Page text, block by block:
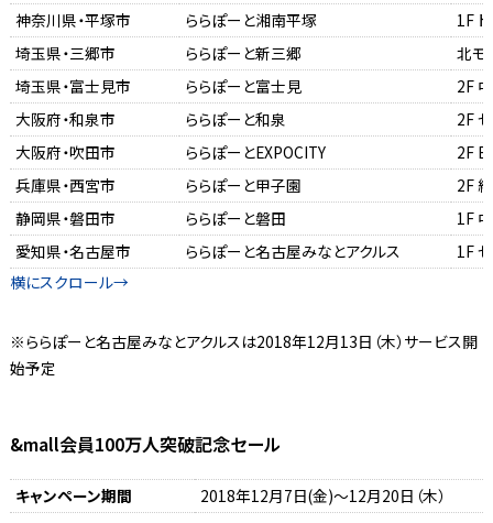
神奈川県・平塚市
ららぽーと湘南平塚
1F
埼玉県・三郷市
ららぽーと新三郷
北モ
埼玉県・富士見市
ららぽーと富士見
2F
大阪府・和泉市
ららぽーと和泉
2F
大阪府・吹田市
ららぽーとEXPOCITY
2F
兵庫県・西宮市
ららぽーと甲子園
2F
静岡県・磐田市
ららぽーと磐田
1F
愛知県・名古屋市
ららぽーと名古屋みなとアクルス 1F
※ららぽーと名古屋みなとアクルスは2018年12月13日（木）サービス開
始予定
&mall会員100万人突破記念セール
キャンペーン期間 2018年12月7日(金)～12月20日（木）